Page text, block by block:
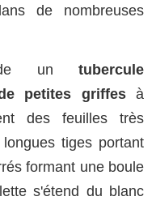
de nombreuses
un tubercule
petites griffesà
des feuilles très
tiges portant
formant une boule
s'étend du blanc